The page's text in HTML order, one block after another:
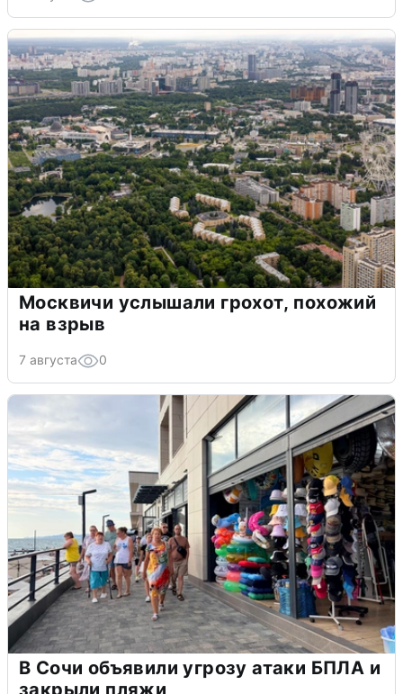
Москвичи услышали грохот, похожий
на взрыв
7 августа 0
В Сочи объявили угрозу атаки БПЛА и
закрыли пляжи